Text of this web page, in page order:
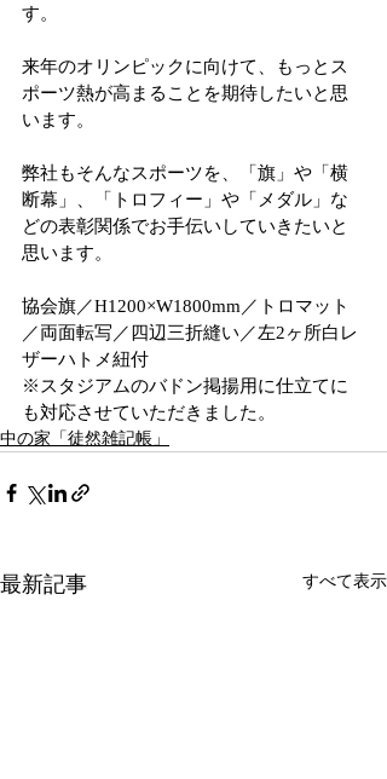
す。
来年のオリンピックに向けて、もっとス
ポーツ熱が高まることを期待したいと思
います。
弊社もそんなスポーツを、「旗」や「横
断幕」、「トロフィー」や「メダル」な
どの表彰関係でお手伝いしていきたいと
思います。
協会旗／H1200×W1800mm／トロマット
／両面転写／四辺三折縫い／左2ヶ所白レ
ザーハトメ紐付
※スタジアムのバドン掲揚用に仕立てに
も対応させていただきました。
中の家「徒然雑記帳」
最新記事 すべて表示